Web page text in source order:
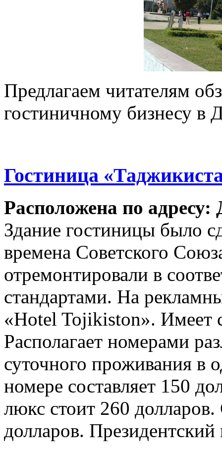
Предлагаем читателям
гостиничному бизнесу в
Гостиница
Расположена по
Здание гостиницы было
времена Советского
отремонтировали в
стандартами. На
«Hotel Tojikiston». Имеет
Располагает номерами
суточного проживания в
номере составляет 150
люкс стоит 260
долларов.